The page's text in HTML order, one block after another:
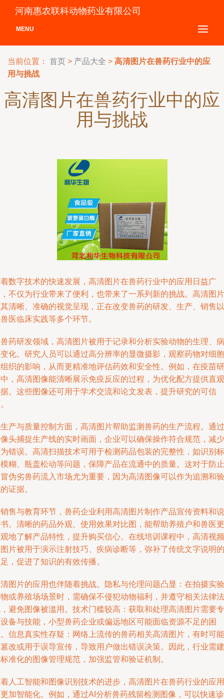
河南惠农联科动物药业有限公司
MENU
当前位置： 首页 > 产品大全 > 高清图片在兽药行业中的应
用与挑战
高清图片在兽药行业中的应
用与挑战
数字技术的快速发展，高清图片在兽药行业中的应用日益广
不仅为行业带来了便利，也带来了一系列新的挑战。高清图片
清晰、准确的视觉呈现，正在改变兽药的研发、生产、销售以
医临床实践等多个环节。
药研发领域，高清图片被用于记录和分析实验动物的生理、病
化。研究人员可以通过高分辨率的显微摄影，观察药物对细胞
织的影响，从而更精准地评估药效和安全性。例如，在疫苗研
，高清图像能清晰展示免疫反应的过程，为优化配方提供直观
。这些图像还可用于学术交流和论文发表，提升研究的可信
产与质量控制方面，高清图片帮助监测兽药的生产流程。通过
头捕捉生产线的实时画面，企业可以确保操作符合规范，减少
错误。高清扫描技术可用于检测药品包装的完整性，如识别标
糊、瓶盖松动等问题，保障产品在流通中的质量。这对于防止
伪劣兽药流入市场尤为重要，因为高清图像可以作为追溯和验
证据。
售与教育环节，兽药企业利用高清图片制作产品宣传资料和说
。清晰的药品外观、使用效果对比图，能帮助养殖户和兽医更
地了解产品特性，提升购买信心。在线培训课程中，高清视频
片被用于演示注射技巧、疾病诊断等，弥补了传统文字说明的
，促进了知识的有效传播。
图片的应用也伴随着挑战。隐私与伦理问题凸显：在拍摄实验
或养殖场场景时，需确保不侵犯动物福利，并遵守相关法律法
避免图像被滥用。技术门槛较高：获取和处理高清图片需要专
备与技能，小型兽药企业或偏远地区可能面临资源不足的困
信息真实性存疑：网络上流传的兽药相关高清图片，有时可能
改或用于误导宣传，导致用户做出错误决策。因此，行业需建
准化的图像管理规范，加强监管和验证机制。
人工智能和图像识别技术的进步，高清图片在兽药行业的应用
加智能化。例如，通过AI分析兽药残留检测图像，可以快速诊